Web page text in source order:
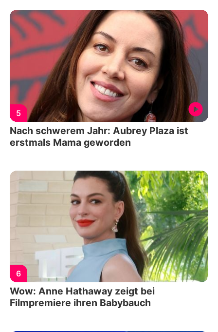
5
Nach schwerem Jahr: Aubrey Plaza ist
erstmals Mama geworden
6
Wow: Anne Hathaway zeigt bei
Filmpremiere ihren Babybauch